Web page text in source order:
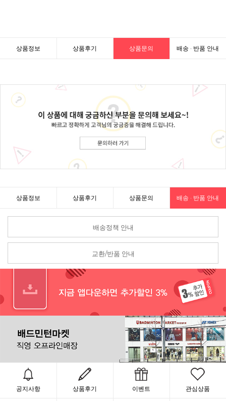
상품정보 상품후기 상품문의 배송 · 반품 안내
상품정보 상품후기 상품문의 배송 · 반품 안내
배송정책 안내
교환/반품 안내
공지사항 상품후기 이벤트 관심상품